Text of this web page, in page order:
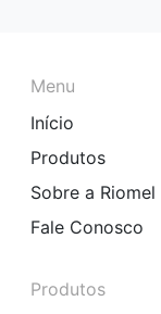
Menu
Início
Produtos
Sobre a Riomel
Fale Conosco
Produtos